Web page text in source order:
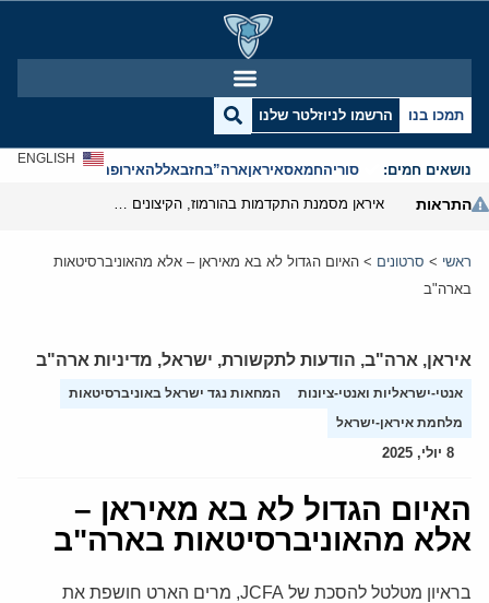
תמכו בנו הרשמו לניוזלטר שלנו
נושאים חמים: סוריהחמאסאיראןארה”בחזבאללהאירופהאנטישמיות
ENGLISH
התראות
ראשי > סרטונים > האיום הגדול לא בא מאיראן – אלא מהאוניברסיטאות
בארה"ב
איראן, ארה"ב, הודעות לתקשורת, ישראל, מדיניות ארה"ב
אנטי-ישראליות ואנטי-ציונות
המחאות נגד ישראל באוניברסיטאות
מלחמת איראן-ישראל
8 יולי, 2025
האיום הגדול לא בא מאיראן –
אלא מהאוניברסיטאות בארה"ב
בראיון מטלטל להסכת של JCFA, מרים הארט חושפת את